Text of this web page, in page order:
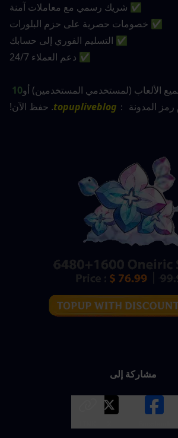
✅ شريك رسمي مع معاملات آمنة
✅ خصومات حصرية على حزم البلورات
✅ التسليم الفوري إلى حسابك
✅ دعم العملاء 24/7
الألعاب (لمستخدمي المستخدمين) أو
topupliveblog. حفظ الآن!
مشاركة إلى